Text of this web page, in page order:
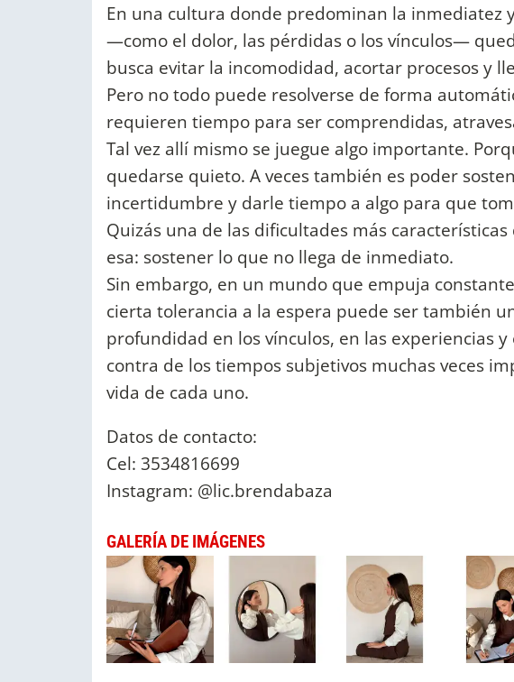
En una cultura donde predominan la inmediatez
—como el dolor, las pérdidas o los vínculos—
busca evitar la incomodidad, acortar procesos y
Pero no todo puede resolverse de forma
requieren tiempo para ser comprendidas,
Tal vez allí mismo se juegue algo importante.
quedarse quieto. A veces también es poder
incertidumbre y darle tiempo a algo para que
Quizás una de las dificultades más
esa: sostener lo que no llega de inmediato.
Sin embargo, en un mundo que empuja
cierta tolerancia a la espera puede ser también
profundidad en los vínculos, en las experiencias
contra de los tiempos subjetivos muchas veces
vida de cada uno.
Datos de contacto:
Cel: 3534816699
Instagram: @lic.brendabaza
GALERÍA DE IMÁGENES